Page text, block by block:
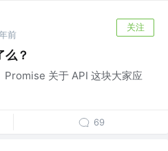
前
关注
么？
关于 API 这块大家应
69